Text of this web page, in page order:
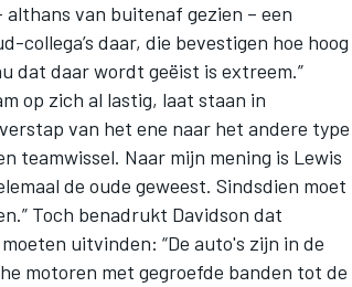
van buitenaf gezien – een
collega’s daar, die bevestigen hoe hoog
dat daar wordt geëist is extreem.”
op zich al lastig, laat staan in
van het ene naar het andere type
teamwissel. Naar mijn mening is Lewis
de oude geweest. Sindsdien moet
Toch benadrukt Davidson dat
uitvinden: “De auto's zijn in de
motoren met gegroefde banden tot de